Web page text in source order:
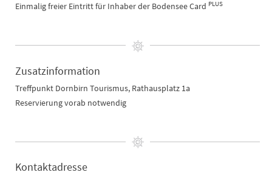
Einmalig freier Eintritt für Inhaber der Bodensee Card PLUS
Zusatzinformation
Treffpunkt Dornbirn Tourismus, Rathausplatz 1a
Reservierung vorab notwendig
Kontaktadresse